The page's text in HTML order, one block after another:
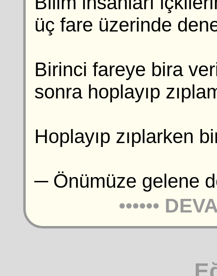
üç fare üzerinde
Birinci fareye bira
sonra hoplayıp
Hoplayıp zıplarken
─ Önümüze gelene
••••••